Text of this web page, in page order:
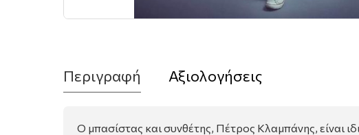
Περιγραφή Αξιολογήσεις
Ο μπασίστας και συνθέτης, Πέτρος Κλαμπάνης, είναι